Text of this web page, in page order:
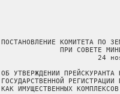
ПОСТАНОВЛЕНИЕ КОМИТЕТА ПО
ПРИ СОВЕТЕ
24
ОБ УТВЕРЖДЕНИИ ПРЕЙСКУРАНТА
ГОСУДАРСТВЕННОЙ
КАК ИМУЩЕСТВЕННЫХ КОМПЛЕКСОВ